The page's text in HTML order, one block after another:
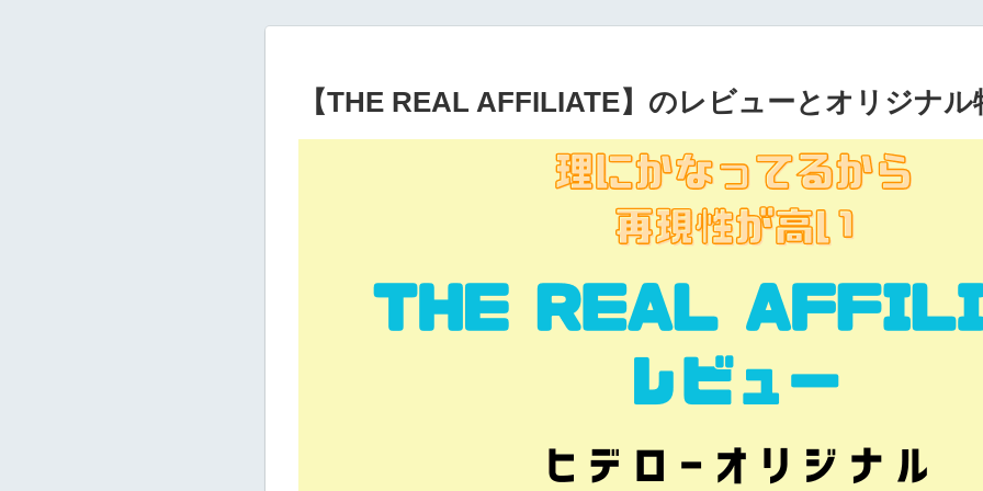
【THE REAL AFFILIATE】のレビューとオリジナル